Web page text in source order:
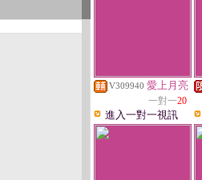
V309940 愛上月亮
一對一20
進入一對一視訊